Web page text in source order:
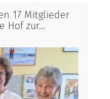
17 Mitglieder
Hof zur…